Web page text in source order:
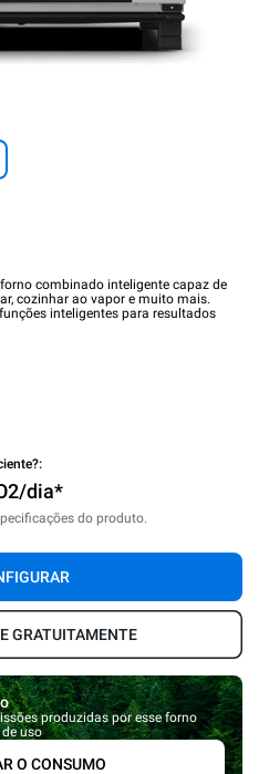
forno combinado inteligente capaz de
cozinhar ao vapor e muito mais.
inteligentes para resultados
dia*
do produto.
GRATUITAMENTE
produzidas por esse forno
uso
O CONSUMO